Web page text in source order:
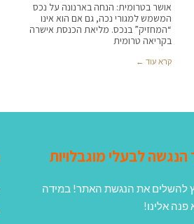
אושר בטרומית: הנחה בארנונה על נכס
המשמש למגורי נכה, גם אם הוא אינו
“המחזיק” בנכס. מליאת הכנסת אישרה
בקריאה טרומית
קרא עוד ←
לבעלי מוגבלויות
להשלים את הנגשת האתר! במידה
אלינו!